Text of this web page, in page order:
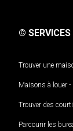
©
Trouver une
Maisons à louer -
Trouver des
Parcourir les